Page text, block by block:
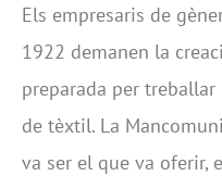
Els empresaris de
1922 demanen la
preparada per
de tèxtil. La
va ser el que va oferir,